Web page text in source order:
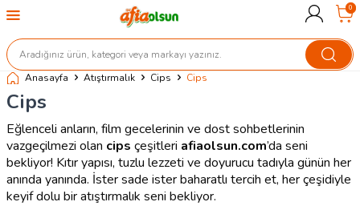
0
Anasayfa Atıştırmalık Cips Cips
Cips
Eğlenceli anların, film gecelerinin ve dost sohbetlerinin
vazgeçilmezi olan cips çeşitleri afiaolsun.com’da seni
bekliyor! Kıtır yapısı, tuzlu lezzeti ve doyurucu tadıyla günün her
anında yanında. İster sade ister baharatlı tercih et, her çeşidiyle
keyif dolu bir atıştırmalık seni bekliyor.